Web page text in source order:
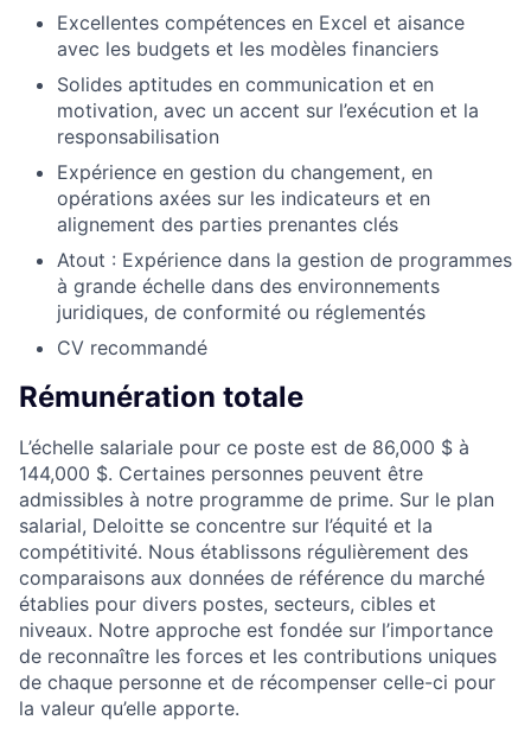
Excellentes compétences en Excel et aisance
avec les budgets et les modèles financiers
Solides aptitudes en communication et en
motivation, avec un accent sur l’exécution et la
responsabilisation
Expérience en gestion du changement, en
opérations axées sur les indicateurs et en
alignement des parties prenantes clés
Atout : Expérience dans la gestion de programmes
à grande échelle dans des environnements
juridiques, de conformité ou réglementés
CV recommandé
Rémunération totale
L’échelle salariale pour ce poste est de 86,000 $ à
144,000 $. Certaines personnes peuvent être
admissibles à notre programme de prime. Sur le plan
salarial, Deloitte se concentre sur l’équité et la
compétitivité. Nous établissons régulièrement des
comparaisons aux données de référence du marché
établies pour divers postes, secteurs, cibles et
niveaux. Notre approche est fondée sur l’importance
de reconnaître les forces et les contributions uniques
de chaque personne et de récompenser celle-ci pour
la valeur qu’elle apporte.